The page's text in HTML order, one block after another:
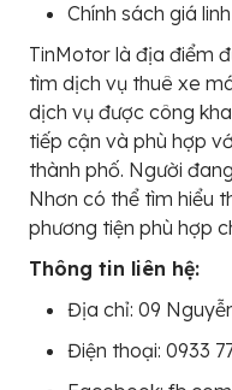
Chính sách giá
TinMotor là địa điểm
tìm dịch vụ thuê xe
dịch vụ được công
tiếp cận và phù hợp
thành phố. Người
Nhơn có thể tìm hiểu
phương tiện phù hợp
Thông tin liên hệ:
Địa chỉ: 09
Điện thoại: 0933